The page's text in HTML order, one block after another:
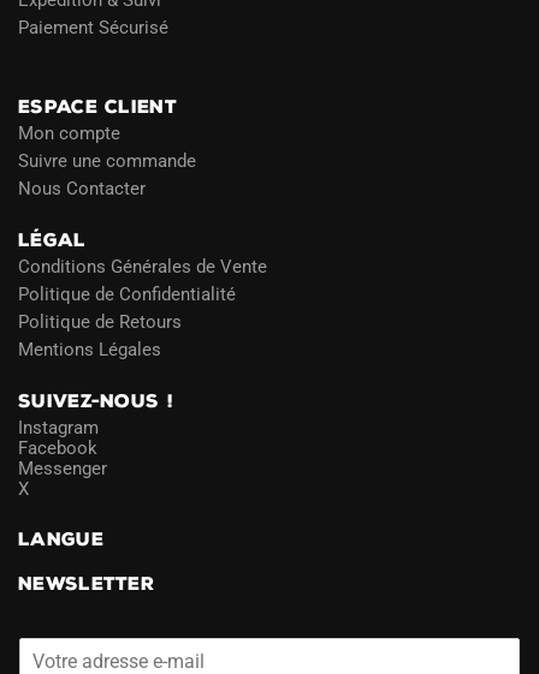
Paiement Sécurisé
ESPACE CLIENT
Mon compte
Suivre une commande
Nous Contacter
LÉGAL
Conditions Générales de Vente
Politique de Confidentialité
Politique de Retours
Mentions Légales
SUIVEZ-NOUS !
Instagram
Facebook
Messenger
X
LANGUE
NEWSLETTER